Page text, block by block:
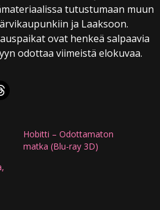
tutustumaan muun
ja Laaksoon.
ovat henkeä salpaavia
odottaa viimeistä elokuvaa.
Hobitti – Odottamaton
matka (Blu-ray 3D)